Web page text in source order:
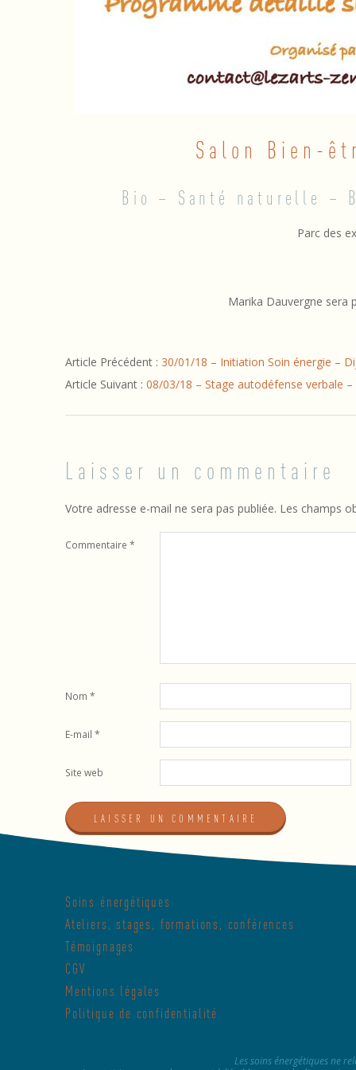
Salon Bien-
Bio – Santé naturelle –
Parc des
Marika Dauvergne sera
02-
03
Article Précédent : 30/01/18 – Initiation Soin énergie –
Article Suivant : 08/03/18 – Stage autodéfense verbale –
Laisser un commentaire
Votre adresse e-mail ne sera pas publiée. Les champs
Commentaire *
Nom *
E-mail *
Site web
Soins énergétiques
Ateliers, stages, formations, conférences
Témoignages
CGV
Mentions légales
Politique de confidentialité
Les soins énergétiques ne